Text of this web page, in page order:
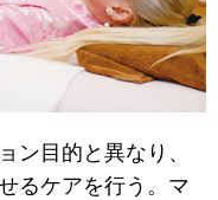
ン目的と異なり、
るケアを行う。マ